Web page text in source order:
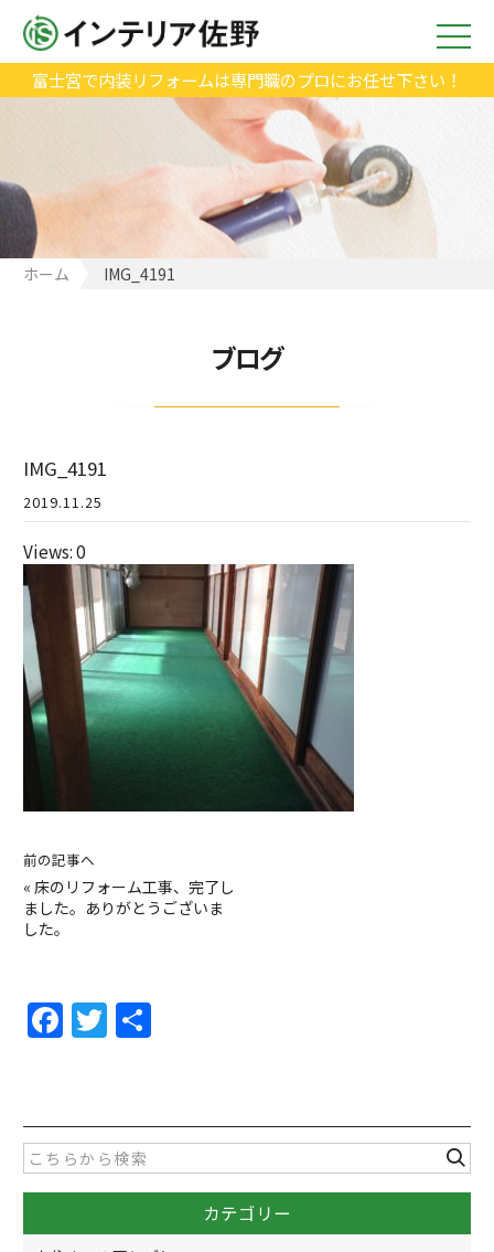
富士宮で内装リフォームは専門職のプロにお任せ下さい！
ホーム IMG_4191
ブログ
IMG_4191
2019.11.25
Views: 0
前の記事へ
« 床のリフォーム工事、完了し
ました。ありがとうございま
した。
F
a
e
b
o
o
T
w
er
カテゴリー